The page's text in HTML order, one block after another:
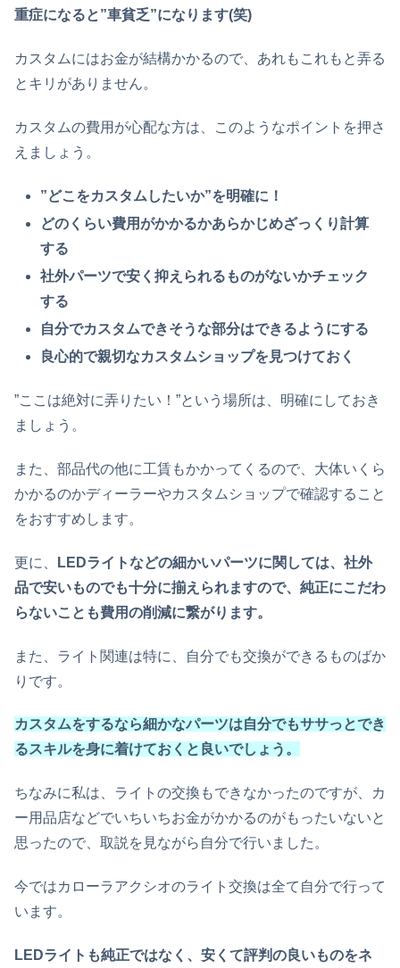
重症になると”車貧乏”になります(笑)
カスタムにはお金が結構かかるので、あれもこれもと弄る
とキリがありません。
カスタムの費用が心配な方は、このようなポイントを押さ
えましょう。
”どこをカスタムしたいか”を明確に！
どのくらい費用がかかるかあらかじめざっくり計算
する
社外パーツで安く抑えられるものがないかチェック
する
自分でカスタムできそうな部分はできるようにする
良心的で親切なカスタムショップを見つけておく
”ここは絶対に弄りたい！”という場所は、明確にしておき
ましょう。
また、部品代の他に工賃もかかってくるので、大体いくら
かかるのかディーラーやカスタムショップで確認すること
をおすすめします。
更に、
LEDライトなどの細かいパーツに関しては、社外
品で安いものでも十分に揃えられますので、純正にこだわ
らないことも費用の削減に繋がります。
また、ライト関連は特に、自分でも交換ができるものばか
りです。
カスタムをするなら細かなパーツは自分でもササっとでき
るスキルを身に着けておくと良いでしょう。
ちなみに私は、ライトの交換もできなかったのですが、カ
ー用品店などでいちいちお金がかかるのがもったいないと
思ったので、取説を見ながら自分で行いました。
今ではカローラアクシオのライト交換は全て自分で行って
います。
LEDライトも純正ではなく、安くて評判の良いものをネ